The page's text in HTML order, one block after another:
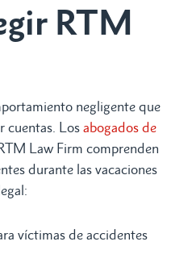
RTM
negligente que
cuentas. Losabogados de
Law Firm comprenden
durante las vacaciones
víctimas de accidentes